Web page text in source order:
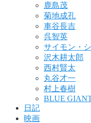
鹿島茂
菊地成孔
車谷長吉
呉智英
サイモン・
沢木耕太郎
西村賢太
丸谷才一
村上春樹
BLUE
日記
映画